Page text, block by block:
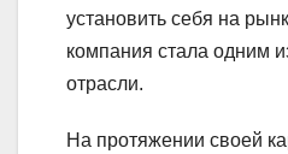
установить себя на
компания стала одним
отрасли.
На протяжении своей